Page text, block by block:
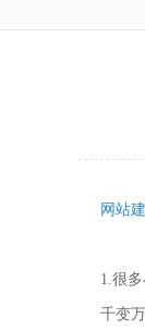
网站
1.很
千变